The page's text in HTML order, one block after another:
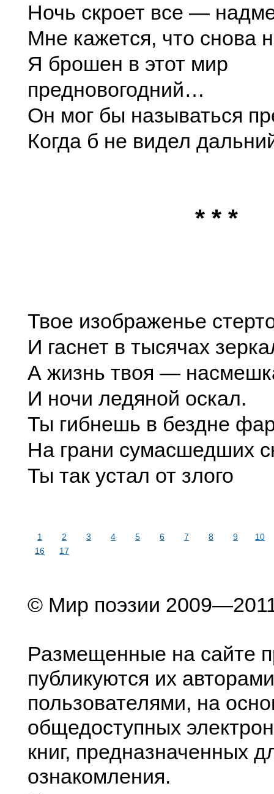
Ночь скроет все —
Мне кажется, что снова
Я брошен в этот мир
предновогодний…
Он мог бы называться
Когда б не видел
* * *
Твое изображенье
И гаснет в тысячах
А жизнь твоя —
И ночи ледяной оскал.
Ты гибнешь в бездне
На грани сумасшедших
Ты так устал от злого
1 2 3 4 5 6 7 8 9
10
16
17
© Мир поэзии
Размещенные на сайте
публикуются их
пользователями, на
общедоступных
книг, предназначенных
ознакомления.